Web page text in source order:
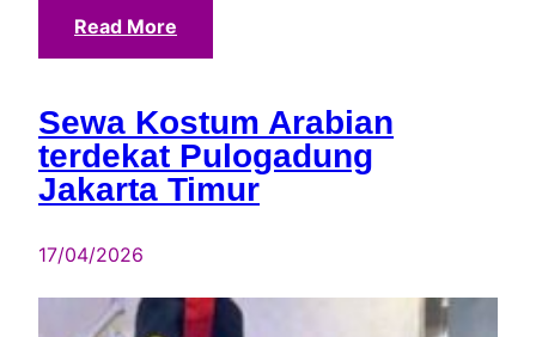
Read More
Sewa Kostum Arabian
terdekat Pulogadung
Jakarta Timur
17/04/2026